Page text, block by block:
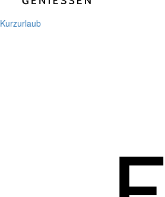
Kurzurlaub